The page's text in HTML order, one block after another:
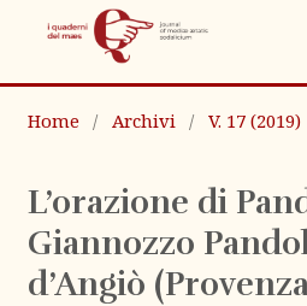
Home / Archivi / V. 17 (2019)
L’orazione di
Giannozzo
d’Angiò